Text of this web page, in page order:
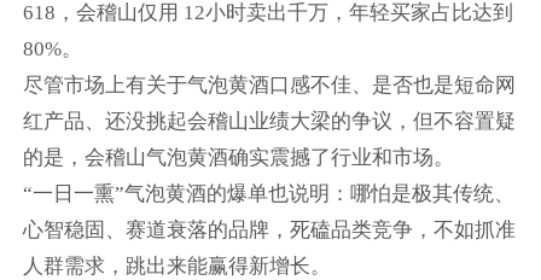
618，会稽山仅用 12小时卖出千万，年轻买家占比达到
80%。
尽管市场上有关于气泡黄酒口感不佳、是否也是短命网
红产品、还没挑起会稽山业绩大梁的争议，但不容置疑
的是，会稽山气泡黄酒确实震撼了行业和市场。
“一日一熏”气泡黄酒的爆单也说明：哪怕是极其传统、
心智稳固、赛道衰落的品牌，死磕品类竞争，不如抓准
人群需求，跳出来能赢得新增长。